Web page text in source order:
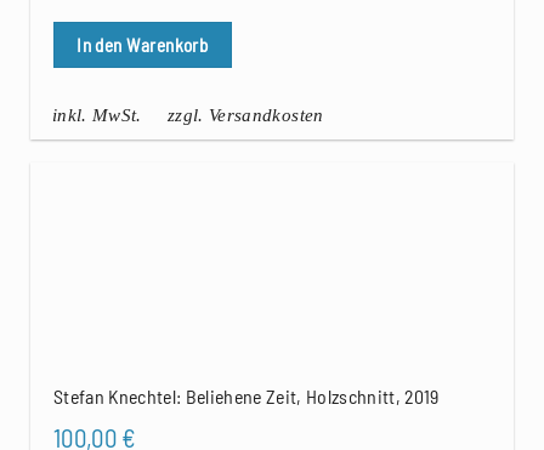
In den Warenkorb
inkl. MwSt. zzgl. Versandkosten
Stefan Knechtel: Beliehene Zeit, Holzschnitt, 2019
100,00 €